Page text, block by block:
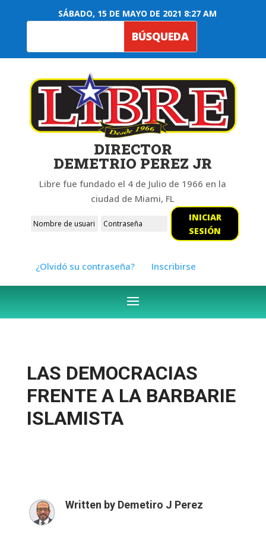
SÁBADO, 15 DE MAYO DE 2021 8:27 AM
DIRECTOR
DEMETRIO PEREZ JR
Libre fue fundado el 4 de Julio de 1966 en la
ciudad de Miami, FL
INICIAR
SESIÓN
¿Olvidó su contraseña? Inscribirse
LAS DEMOCRACIAS
FRENTE A LA BARBARIE
ISLAMISTA
Written by Demetiro J Perez